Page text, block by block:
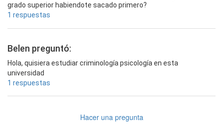
grado superior habiendote sacado primero?
1 respuestas
Belen preguntó:
Hola, quisiera estudiar criminología psicología en esta
universidad
1 respuestas
Hacer una pregunta